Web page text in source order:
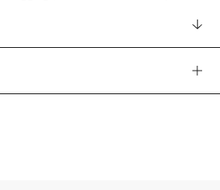
d'entraînements. Taille haute. Cordon de
imprimé sur la hanche gauche. Résistant
Elastan.